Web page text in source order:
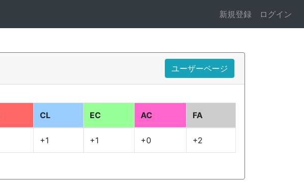
新規登録 ログイン
ユーザーページ
CL EC AC FA
+1 +1 +0 +2